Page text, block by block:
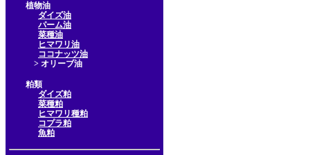
植物油
ダイズ油
パーム油
菜種油
ヒマワリ油
ココナッツ油
> オリーブ油
粕類
ダイズ粕
菜種粕
ヒマワリ種粕
コプラ粕
魚粕